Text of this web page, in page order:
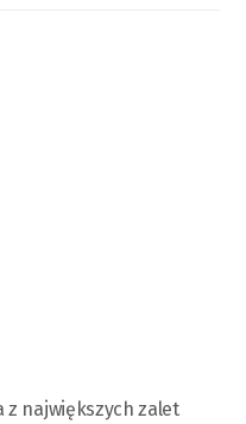
największych zalet